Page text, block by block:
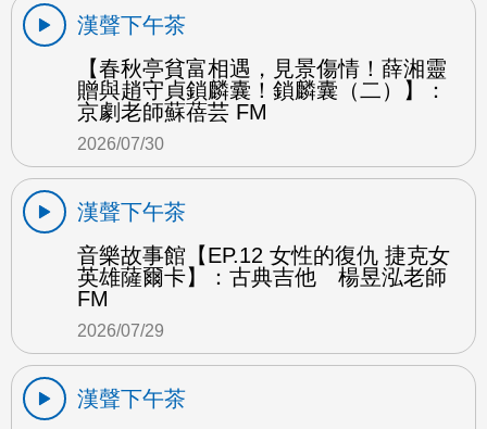
漢聲下午茶
【春秋亭貧富相遇，見景傷情！薛湘靈
贈與趙守貞鎖麟囊！鎖麟囊（二）】：
京劇老師蘇蓓芸 FM
2026/07/30
漢聲下午茶
音樂故事館【EP.12 女性的復仇 捷克女
英雄薩爾卡】：古典吉他 楊昱泓老師
FM
2026/07/29
漢聲下午茶